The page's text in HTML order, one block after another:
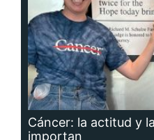
Cáncer: la actitud y
importan